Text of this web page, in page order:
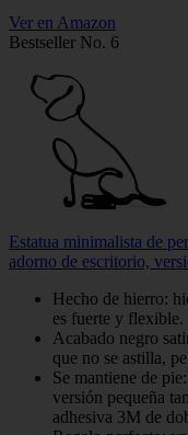
Ver en Amazon
Bestseller No. 6
Estatua minimalista de
adorno de escritorio,
Hecho de hierro:
es fuerte y flexible.
Acabado negro
que no se astilla,
Se mantiene de
versión pequeña
adhesiva 3M de